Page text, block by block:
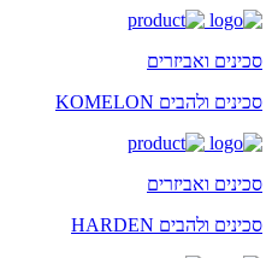
סכינים ואביזרים
סכינים ולהבים KOMELON
סכינים ואביזרים
סכינים ולהבים HARDEN